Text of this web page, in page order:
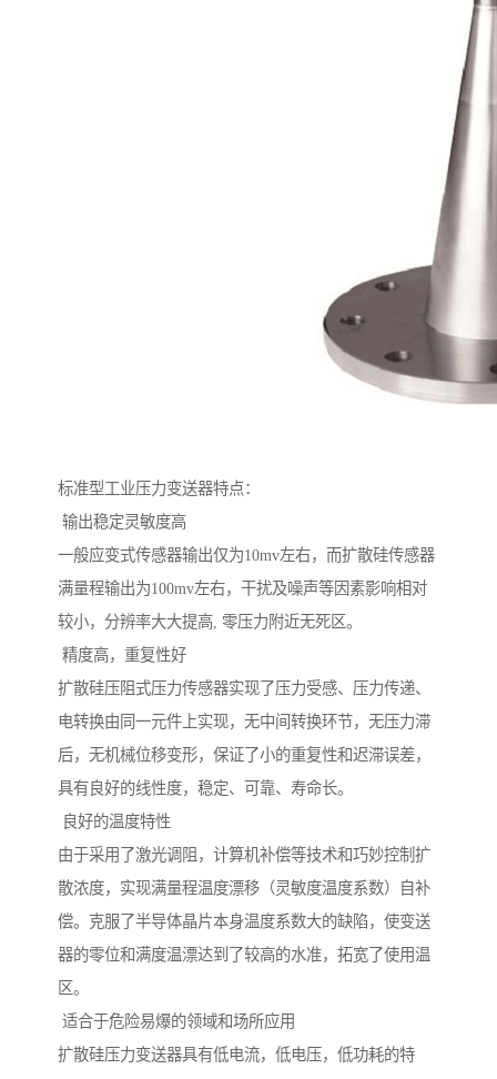
标准型工业压力变送器特点：
输出稳定灵敏度高
一般应变式传感器输出仅为10mv左右，而扩散硅传感器
满量程输出为100mv左右，干扰及噪声等因素影响相对
较小，分辨率大大提高, 零压力附近无死区。
精度高，重复性好
扩散硅压阻式压力传感器实现了压力受感、压力传递、
电转换由同一元件上实现，无中间转换环节，无压力滞
后，无机械位移变形，保证了小的重复性和迟滞误差，
具有良好的线性度，稳定、可靠、寿命长。
良好的温度特性
由于采用了激光调阻，计算机补偿等技术和巧妙控制扩
散浓度，实现满量程温度漂移（灵敏度温度系数）自补
偿。克服了半导体晶片本身温度系数大的缺陷，使变送
器的零位和满度温漂达到了较高的水准，拓宽了使用温
区。
适合于危险易爆的领域和场所应用
扩散硅压力变送器具有低电流，低电压，低功耗的特